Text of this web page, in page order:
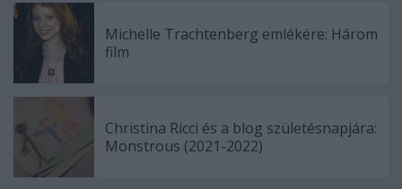
Michelle Trachtenberg emlékére: Három
film
Christina Ricci és a blog születésnapjára:
Monstrous (2021-2022)